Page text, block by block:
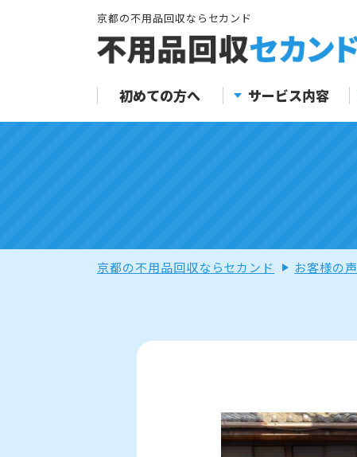
京都の不用品回収ならセカンド
初めての方へ サービス内容
京都の不用品回収ならセカンド お客様の声